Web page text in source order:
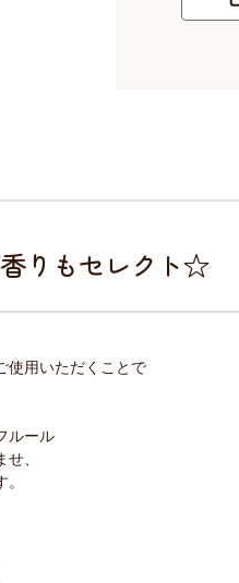
りもセレクト☆
使用いただくことで
ルール
、